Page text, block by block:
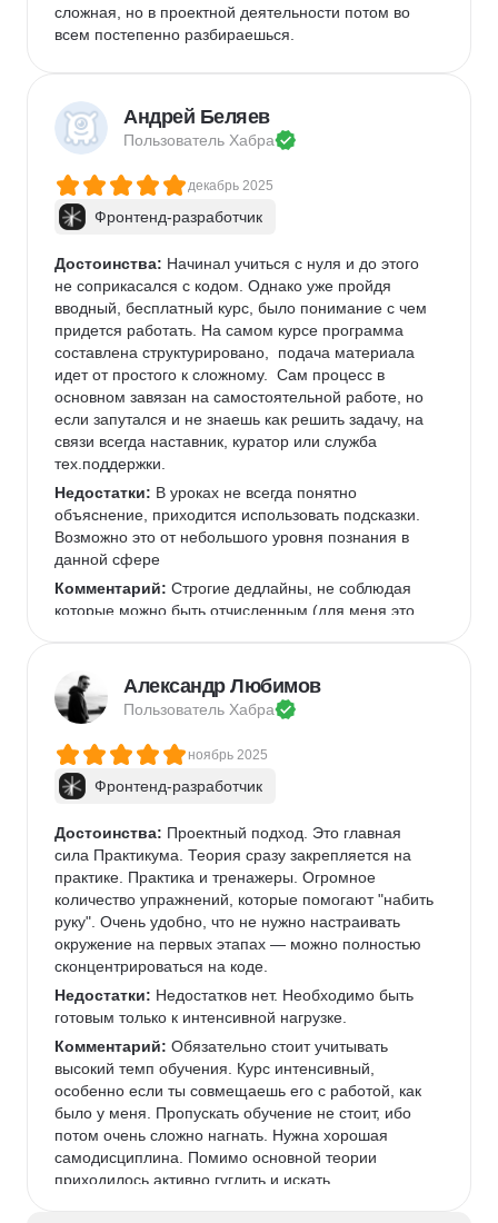
сложная, но в проектной деятельности потом во
всем постепенно разбираешься.
Андрей Беляев
Пользователь Хабра
декабрь 2025
Фронтенд-разработчик
Достоинства: Начинал учиться с нуля и до этого
не соприкасался с кодом. Однако уже пройдя
вводный, бесплатный курс, было понимание с чем
придется работать. На самом курсе программа
составлена структурировано,  подача материала
идет от простого к сложному.  Сам процесс в
основном завязан на самостоятельной работе, но
если запутался и не знаешь как решить задачу, на
связи всегда наставник, куратор или служба
тех.поддержки.
Недостатки: В уроках не всегда понятно
объяснение, приходится использовать подсказки.
Возможно это от небольшого уровня познания в
данной сфере
Комментарий: Строгие дедлайны, не соблюдая
которые можно быть отчисленным (для меня это
иначе должного результата не будет.
Александр Любимов
Пользователь Хабра
ноябрь 2025
Фронтенд-разработчик
Достоинства: Проектный подход. Это главная
сила Практикума. Теория сразу закрепляется на
практике. Практика и тренажеры. Огромное
количество упражнений, которые помогают "набить
руку". Очень удобно, что не нужно настраивать
окружение на первых этапах — можно полностью
сконцентрироваться на коде.
Недостатки: Недостатков нет. Необходимо быть
готовым только к интенсивной нагрузке.
Комментарий: Обязательно стоит учитывать
высокий темп обучения. Курс интенсивный,
особенно если ты совмещаешь его с работой, как
было у меня. Пропускать обучение не стоит, ибо
потом очень сложно нагнать. Нужна хорошая
самодисциплина. Помимо основной теории
приходилось активно гуглить и искать